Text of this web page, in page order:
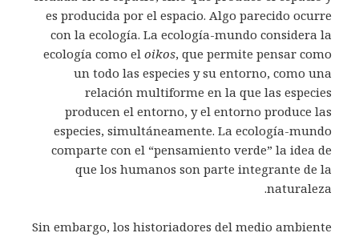
es producida por el espacio. Algo parecido ocurre
con la ecología. La ecología-mundo considera la
ecología como el oikos, que permite pensar como
un todo las especies y su entorno, como una
relación multiforme en la que las especies
producen el entorno, y el entorno produce las
especies, simultáneamente. La ecología-mundo
comparte con el “pensamiento verde” la idea de
que los humanos son parte integrante de la
naturaleza.
Sin embargo, los historiadores del medio ambiente